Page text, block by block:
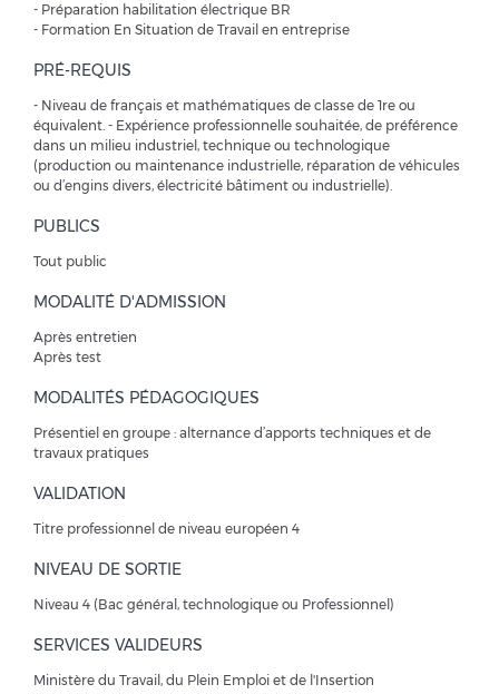
- Préparation habilitation électrique BR
- Formation En Situation de Travail en entreprise
PRÉ-REQUIS
- Niveau de français et mathématiques de classe de 1re ou
équivalent. - Expérience professionnelle souhaitée, de préférence
dans un milieu industriel, technique ou technologique
(production ou maintenance industrielle, réparation de véhicules
ou d’engins divers, électricité bâtiment ou industrielle).
PUBLICS
Tout public
MODALITÉ D'ADMISSION
Après entretien
Après test
MODALITÉS PÉDAGOGIQUES
Présentiel en groupe : alternance d’apports techniques et de
travaux pratiques
VALIDATION
Titre professionnel de niveau européen 4
NIVEAU DE SORTIE
Niveau 4 (Bac général, technologique ou Professionnel)
SERVICES VALIDEURS
Ministère du Travail, du Plein Emploi et de l'Insertion